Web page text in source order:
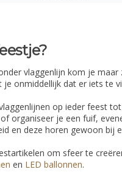
vlaggenlijn kom je
onmiddellijk dat er iets te
op ieder feest
organiseer je een fuif,
en deze horen gewoon bij
om sfeer te
en LED ballonnen.